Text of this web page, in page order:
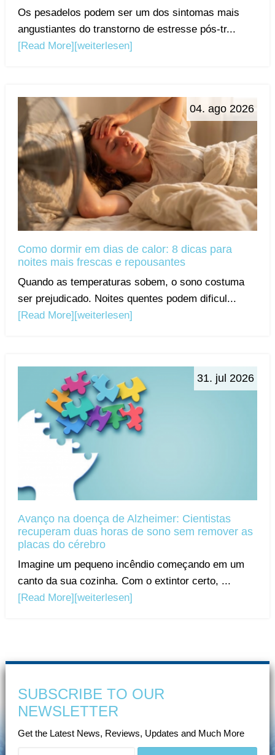
Os pesadelos podem ser um dos sintomas mais
angustiantes do transtorno de estresse pós-tr...
[Read More] [weiterlesen]
04. ago 2026
Como dormir em dias de calor: 8 dicas para
noites mais frescas e repousantes
Quando as temperaturas sobem, o sono costuma
ser prejudicado. Noites quentes podem dificul...
[Read More] [weiterlesen]
31. jul 2026
Avanço na doença de Alzheimer: Cientistas
recuperam duas horas de sono sem remover as
placas do cérebro
Imagine um pequeno incêndio começando em um
canto da sua cozinha. Com o extintor certo, ...
[Read More] [weiterlesen]
SUBSCRIBE TO OUR
NEWSLETTER
Get the Latest News, Reviews, Updates and Much More